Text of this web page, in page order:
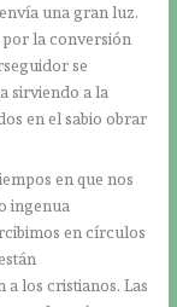
una gran luz.
por la conversión
se
sirviendo a la
en el sabio obrar
en que nos
ingenua
en círculos
los cristianos. Las